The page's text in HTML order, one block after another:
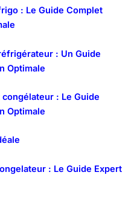
: Le Guide Complet
: Un Guide
Optimale
: Le Guide
Optimale
: Le Guide Expert